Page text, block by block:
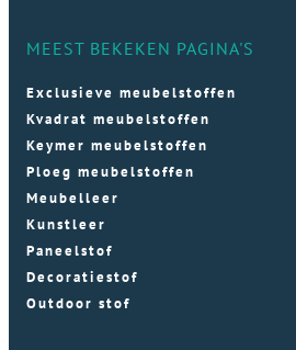
MEEST BEKEKEN PAGINA'S
Exclusieve meubelstoffen
Kvadrat meubelstoffen
Keymer meubelstoffen
Ploeg meubelstoffen
Meubelleer
Kunstleer
Paneelstof
Decoratiestof
Outdoor stof